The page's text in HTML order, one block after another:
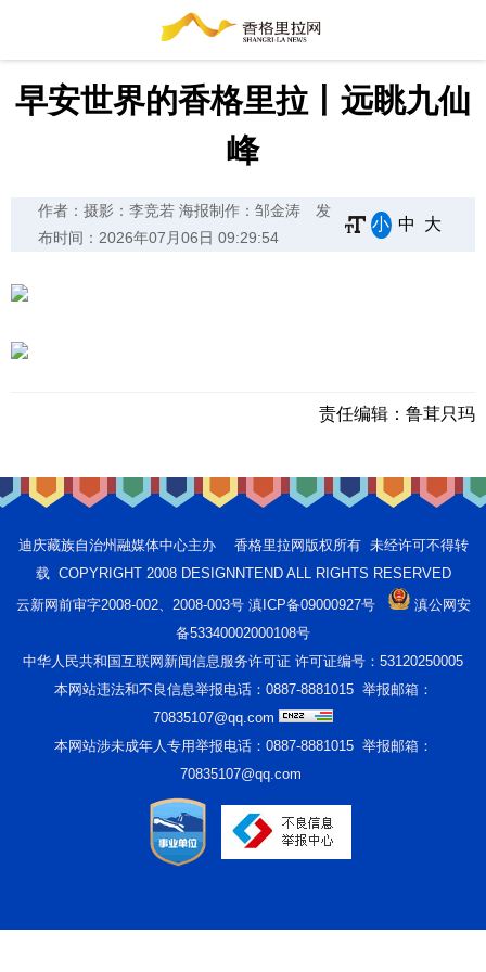
早安世界的香格里拉丨远眺九仙
峰
作者：摄影：李竞若 海报制作：邹金涛
发
布时间：2026年07月06日 09:29:54
小 中 大
责任编辑： 鲁茸只玛
迪庆藏族自治州融媒体中心主办 香格里拉网版权所有 未经许可不得转
载 COPYRIGHT 2008 DESIGNNTEND ALL RIGHTS RESERVED
云新网前审字2008-002、2008-003号 滇ICP备09000927号
滇公网安
备53340002000108号
中华人民共和国互联网新闻信息服务许可证 许可证编号：53120250005
本网站违法和不良信息举报电话：0887-8881015 举报邮箱：
70835107@qq.com
本网站涉未成年人专用举报电话：0887-8881015 举报邮箱：
70835107@qq.com